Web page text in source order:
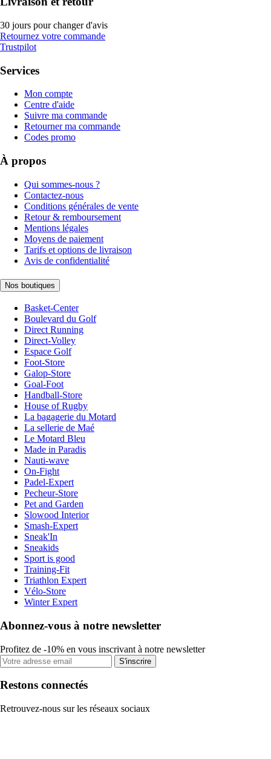
30 jours pour changer d'avis
Retournez votre commande
Trustpilot
Services
Mon compte
Centre d'aide
Suivre ma commande
Retourner ma commande
Codes promo
À propos
Qui sommes-nous ?
Contactez-nous
Conditions générales de vente
Retour & remboursement
Mentions légales
Moyens de paiement
Tarifs et options de livraison
Avis de confidentialité
Nos boutiques
Basket-Center
Boulevard du Golf
Direct Running
Direct-Volley
Espace Golf
Foot-Store
Galop-Store
Goal-Foot
Handball-Store
House of Rugby
La bagagerie du Motard
La sellerie de Maé
Le Motard Bleu
Made in Paradis
Nauti-wave
On-Fight
Padel-Expert
Pecheur-Store
Pet and Garden
Slowood Interior
Smash-Expert
Sneak'In
Sneakids
Sport is good
Training-Fit
Triathlon Expert
Vélo-Store
Winter Expert
Abonnez-vous à notre newsletter
Profitez de -10% en vous inscrivant à notre newsletter
S'inscrire
Restons connectés
Retrouvez-nous sur les réseaux sociaux